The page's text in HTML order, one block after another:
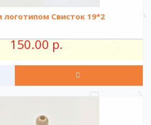
логотипом Свисток 19*2
150.00 р.